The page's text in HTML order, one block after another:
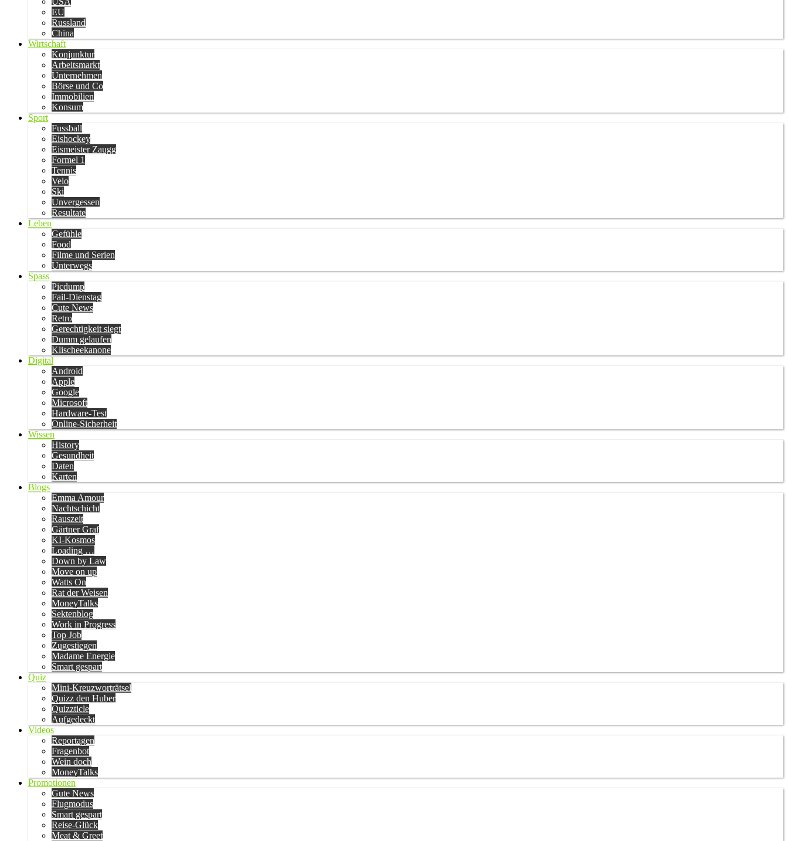
EU
Russland
China
Wirtschaft
Konjunktur
Arbeitsmarkt
Unternehmen
Börse und Co
Immobilien
Konsum
Sport
Fussball
Eishockey
Eismeister Zaugg
Formel 1
Tennis
Velo
Ski
Unvergessen
Resultate
Leben
Gefühle
Food
Filme und Serien
Unterwegs
Spass
Picdump
Fail-Dienstag
Cute News
Retro
Gerechtigkeit siegt
Dumm gelaufen
Klischeekanone
Digital
Android
Apple
Google
Microsoft
Hardware-Test
Online-Sicherheit
Wissen
History
Gesundheit
Daten
Karten
Blogs
Emma Amour
Nachtschicht
Rauszeit
Gärtner Graf
KI-Kosmos
Loading …
Down by Law
Move on up
Watts On
Rat der Weisen
MoneyTalks
Sektenblog
Work in Progress
Top Job
Zugestiegen
Madame Energie
Smart gespart
Quiz
Mini-Kreuzworträtsel
Quizz den Huber
Quizzticle
Aufgedeckt
Videos
Reportagen
Fragenbot
Wein doch
MoneyTalks
Promotionen
Gute News
Flugmodus
Smart gespart
Reise-Glück
Meat & Greet